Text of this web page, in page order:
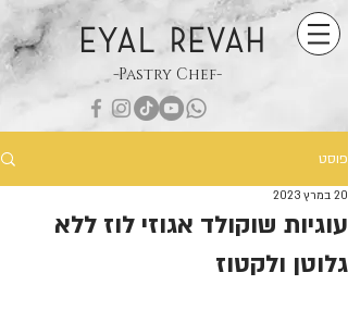
EYAL REVAH
-Pastry Chef-
פוסט
עוגיות שוקולד אגוזי לוז ללא
גלוטן ולקטוז
20 במרץ 2023